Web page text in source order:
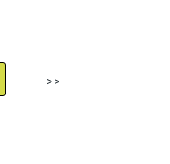
>>